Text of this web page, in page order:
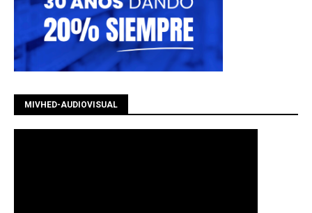
MIVHED-AUDIOVISUAL